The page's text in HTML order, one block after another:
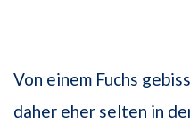
Von einem Fuchs
daher eher selten in